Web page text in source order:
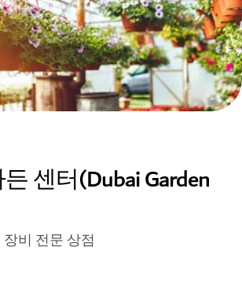
센터(Dubai Garden
비 전문 상점